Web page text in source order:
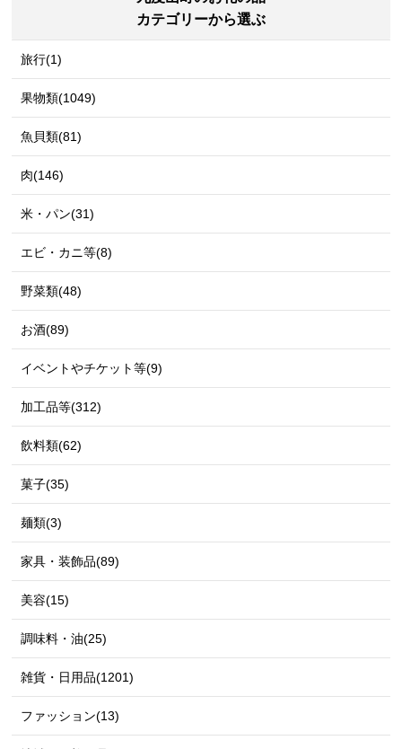
カテゴリーから選ぶ
旅行(1)
果物類(1049)
魚貝類(81)
肉(146)
米・パン(31)
エビ・カニ等(8)
野菜類(48)
お酒(89)
イベントやチケット等(9)
加工品等(312)
飲料類(62)
菓子(35)
麺類(3)
家具・装飾品(89)
美容(15)
調味料・油(25)
雑貨・日用品(1201)
ファッション(13)